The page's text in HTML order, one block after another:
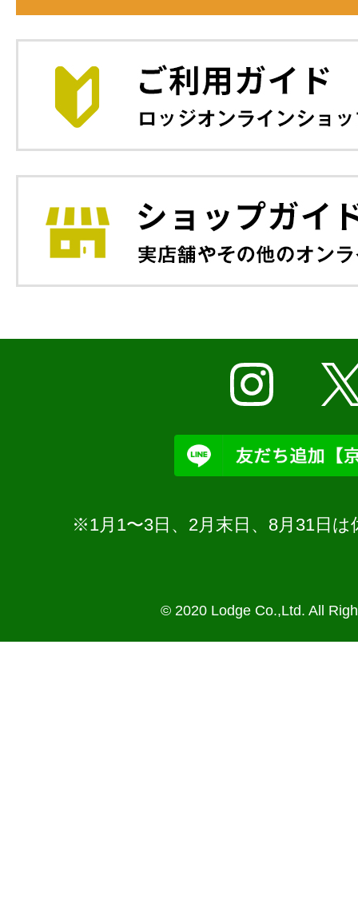
※1月1〜3日、2月末日、8月31日
© 2020 Lodge Co.,Ltd. All